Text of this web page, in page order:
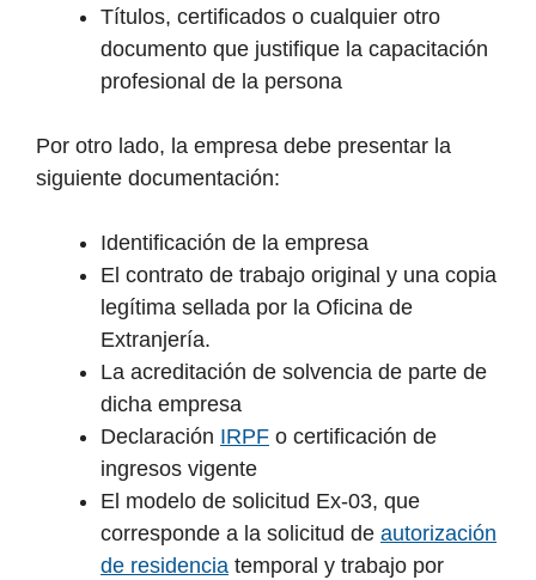
Títulos, certificados o cualquier otro
documento que justifique la capacitación
profesional de la persona
Por otro lado, la empresa debe presentar la
siguiente documentación:
Identificación de la empresa
El contrato de trabajo original y una copia
legítima sellada por la Oficina de
Extranjería.
La acreditación de solvencia de parte de
dicha empresa
Declaración IRPF o certificación de
ingresos vigente
El modelo de solicitud Ex-03, que
corresponde a la solicitud de autorización
de residencia temporal y trabajo por